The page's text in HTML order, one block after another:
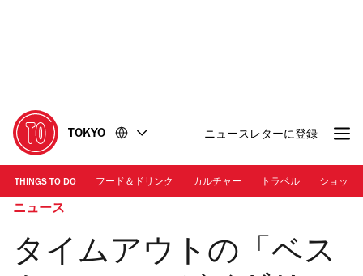
に
移
動
移
動
TOKYO ニュースレターに登録
THINGS TO DO フード＆ドリンク カルチャー トラベル ショッピ
ニュース
タイムアウトの「ベス